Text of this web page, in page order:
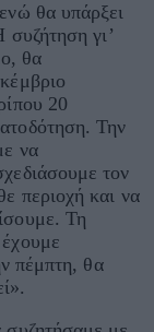
θα υπάρξει
συζήτηση γι’
θα
20
Την
να
τον
περιοχή και να
Τη
πέμπτη, θα